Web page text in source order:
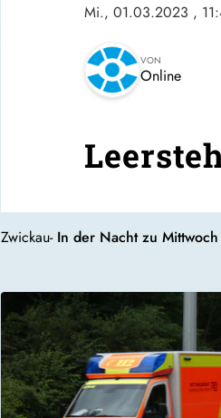
Mi., 01.03.2023 ,
VON
Online
Zwickau-In der Nacht zu Mittwoch